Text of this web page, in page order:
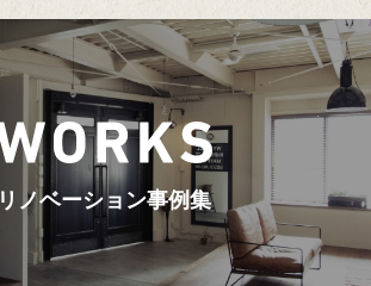
リノベーション事例集